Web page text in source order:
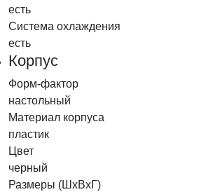
есть
Система охлаждения
есть
Корпус
Форм-фактор
настольный
Материал корпуса
пластик
Цвет
черный
Размеры (ШхВхГ)